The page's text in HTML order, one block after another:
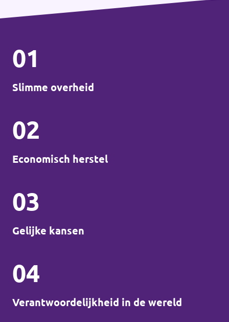
01
Slimme overheid
02
Economisch herstel
03
Gelijke kansen
04
Verantwoordelijkheid in de wereld